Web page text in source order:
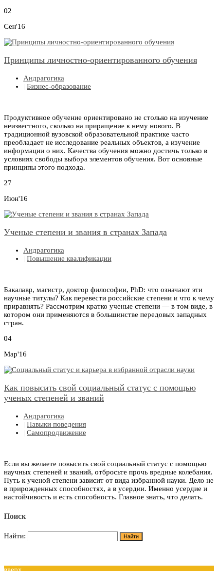
02
Сен'16
Принципы личностно-ориентированного обучения
Андрагогика
| Бизнес-образование
Продуктивное обучение ориентировано не столько на изучение
неизвестного, сколько на приращение к нему нового. В
традиционной вузовской образовательной практике часто
преобладает не исследование реальных объектов, а изучение
информации о них. Качества обучения можно достичь только в
условиях свободы выбора элементов обучения. Вот основные
принципы этого подхода.
27
Июн'16
Ученые степени и звания в странах Запада
Андрагогика
| Повышение квалификации
Бакалавр, магистр, доктор философии, PhD: что означают эти
научные титулы? Как перевести российские степени и что к чему
приравнять? Рассмотрим кратко ученые степени — в том виде, в
котором они применяются в большинстве передовых западных
стран.
04
Мар'16
Как повысить свой социальный статус с помощью
ученых степеней и званий
Андрагогика
| Навыки поведения
| Самопродвижение
Если вы желаете повысить свой социальный статус с помощью
научных степеней и званий, отбросьте прочь вредные колебания.
Путь к ученой степени зависит от вида избранной науки. Дело не
в прирожденных способностях, а в усердии. Именно усердие и
настойчивость и есть способность. Главное знать, что делать.
Поиск
Найти:
вверх